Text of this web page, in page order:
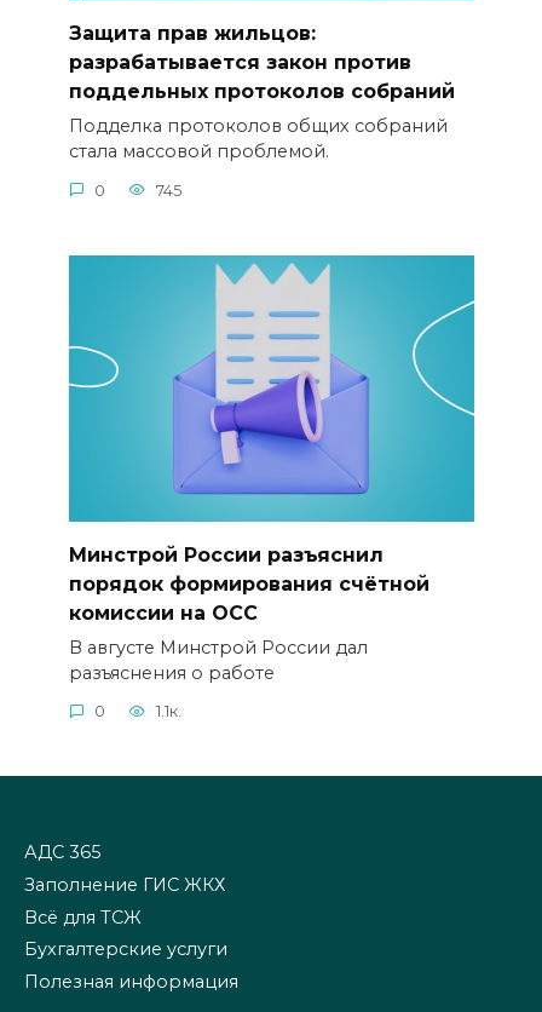
Защита прав жильцов:
разрабатывается закон против
поддельных протоколов собраний
Подделка протоколов общих собраний
стала массовой проблемой.
0 745
Минстрой России разъяснил
порядок формирования счётной
комиссии на ОСС
В августе Минстрой России дал
разъяснения о работе
0 1.1к.
АДС 365
Заполнение ГИС ЖКХ
Всё для ТСЖ
Бухгалтерские услуги
Полезная информация